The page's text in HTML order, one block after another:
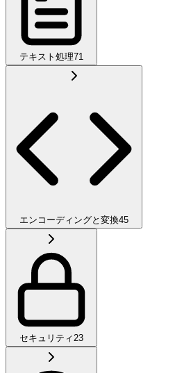
テキスト処理71
エンコーディングと変換45
セキュリティ23